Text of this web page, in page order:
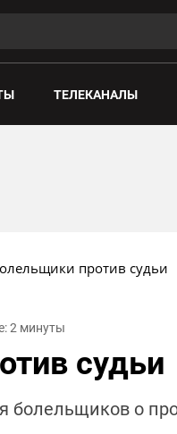
ТЕЛЕКАНАЛЫ
против судьи
2 минуты
судьи
о